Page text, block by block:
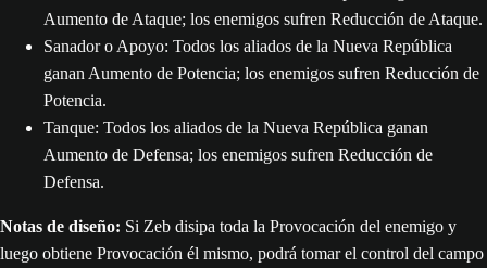
Aumento de Ataque; los enemigos sufren Reducción de Ataque.
Sanador o Apoyo: Todos los aliados de la Nueva República
ganan Aumento de Potencia; los enemigos sufren Reducción de
Potencia.
Tanque: Todos los aliados de la Nueva República ganan
Aumento de Defensa; los enemigos sufren Reducción de
Defensa.
Notas de diseño: Si Zeb disipa toda la Provocación del enemigo y
luego obtiene Provocación él mismo, podrá tomar el control del campo